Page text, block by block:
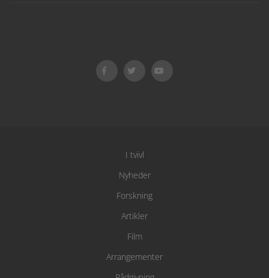
I tvivl
Nyheder
Forskning
Artikler
Film
Arrangementer